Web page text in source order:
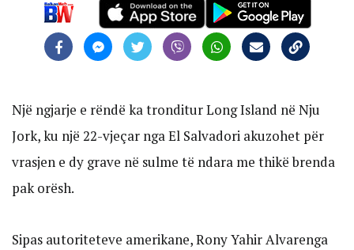
Një ngjarje e rëndë ka tronditur Long Island në Nju
Jork, ku një 22-vjeçar nga El Salvadori akuzohet për
vrasjen e dy grave në sulme të ndara me thikë brenda
pak orësh.
Sipas autoriteteve amerikane, Rony Yahir Alvarenga